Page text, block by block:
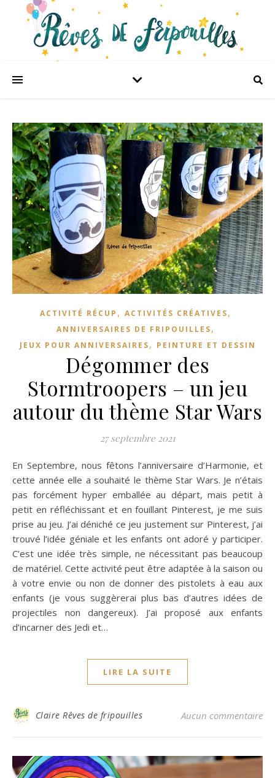
ACTIVITÉ RÉCUP , ACTIVITÉS CRÉATIVES,
ANNIVERSAIRES DE FRIPOUILLES,
JEUX POUR ANNIVERSAIRES, PEINTURE ET DESSIN
Dégommer des
Stormtroopers – un jeu
autour du thème Star Wars
27 septembre 2021
En Septembre, nous fêtons l’anniversaire d’Harmonie, et
cette année elle a souhaité le thème Star Wars. Je n’étais
pas forcément hyper emballée au départ, mais petit à
petit en réfléchissant et en fouillant Pinterest, je me suis
prise au jeu. J’ai déniché ce jeu justement sur Pinterest, j’ai
trouvé l’idée géniale et les enfants ont adoré y participer.
C’est une idée très simple, ne nécessitant pas beaucoup
de matériel. Cette activité peut être adaptée à la saison ou
à votre envie ou non de donner des pistolets à eau aux
enfants (je vous suggèrerai plus bas d’autres idées de
projectiles non dangereux). J’ai proposé aux enfants
d’incarner des Jedi et…
LIRE LA SUITE
Claire Rêves de fripouilles Aucun commentaire